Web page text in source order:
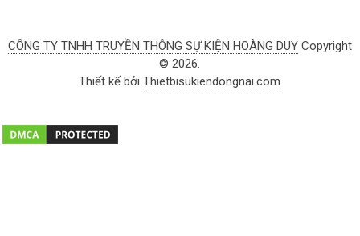
CÔNG TY TNHH TRUYỀN THÔNG SỰ KIỆN HOÀNG DUYCopyright
© 2026.
Thiết kế bởiThietbisukiendongnai.com